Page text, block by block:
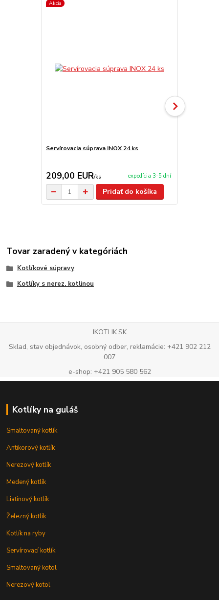
Akcia
Servírovacia súprava INOX 24 ks
209,00 EUR/ks expedícia 3-5 dní
Pridať do košíka
Tovar zaradený v kategóriách
Kotlíkové súpravy
Kotlíky s nerez. kotlinou
IKOTLIK.SK
Sklad, stav objednávok, osobný odber, reklamácie: +421 902 212
007
e-shop: +421 905 580 562
Kotlíky na guláš
Smaltovaný kotlík
Antikorový kotlík
Nerezový kotlík
Medený kotlík
Liatinový kotlík
Železný kotlík
Kotlík na ryby
Servírovací kotlík
Smaltovaný kotol
Nerezový kotol